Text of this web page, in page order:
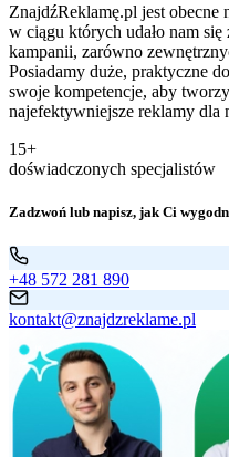
ZnajdźReklamę.pl jest
w ciągu których udało nam
kampanii, zarówno
Posiadamy duże, praktyczne
swoje kompetencje, aby
najefektywniejsze reklamy dla
15+
doświadczonych specjalistów
Zadzwoń lub napisz, jak Ci
+48 572 281 890
kontakt@znajdzreklame.pl